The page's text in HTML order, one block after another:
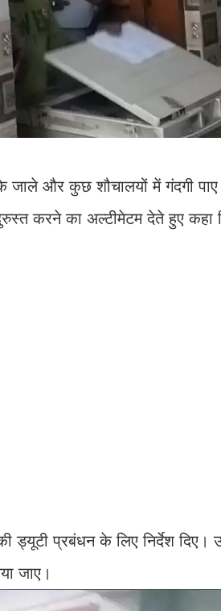
और कुछ शौचालयों में गंदगी
करने का अल्टीमेटम देते हुए कहा
ड्यूटी प्रबंधन के लिए निर्देश दिए।
जाए।